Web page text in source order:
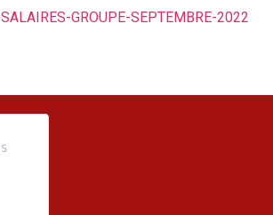
GROUPE-SEPTEMBRE-2022